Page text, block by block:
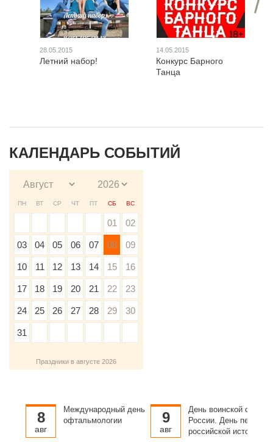
28.05.2015
Летний набор!
14.05.2015
Конкурс Барного
Танца
КАЛЕНДАРЬ СОБЫТИЙ
ПН ВТ СР ЧТ ПТ СБ ВС
01 02
03 04 05 06 07 08 09
10 11 12 13 14 15 16
17 18 19 20 21 22 23
24 25 26 27 28 29 30
31
Праздники в августе 2026
8
авг
Международный день
офтальмологии
9
авг
День воинской славы
России. День первой в
российской истории